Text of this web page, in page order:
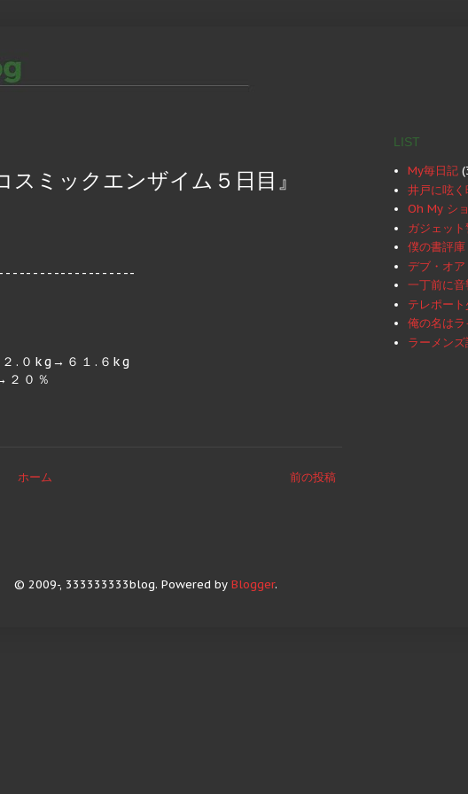
ミックエンザイム５日目』
.０kg→６１.６kg
０％
前の投稿
ホーム
LIST
My毎日記
井戸に呟
Oh My シ
ガジェッ
僕の書評庫
デブ・オア
一丁前に
テレポー
俺の名は
ラーメンズ
© 2009-, 333333333blog. Powered by Blogger.